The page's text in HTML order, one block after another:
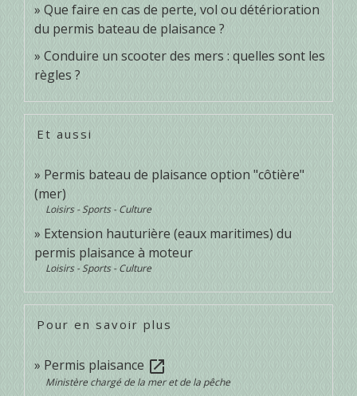
Que faire en cas de perte, vol ou détérioration
du permis bateau de plaisance ?
Conduire un scooter des mers : quelles sont les
règles ?
Et aussi
Permis bateau de plaisance option "côtière"
(mer)
Loisirs - Sports - Culture
Extension hauturière (eaux maritimes) du
permis plaisance à moteur
Loisirs - Sports - Culture
Pour en savoir plus
Permis plaisance open_in_new
Ministère chargé de la mer et de la pêche